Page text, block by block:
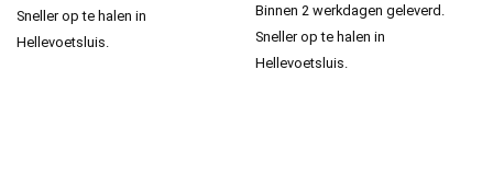
Sneller op te halen in
Hellevoetsluis.
Binnen 2 werkdagen geleverd.
Sneller op te halen in
Hellevoetsluis.